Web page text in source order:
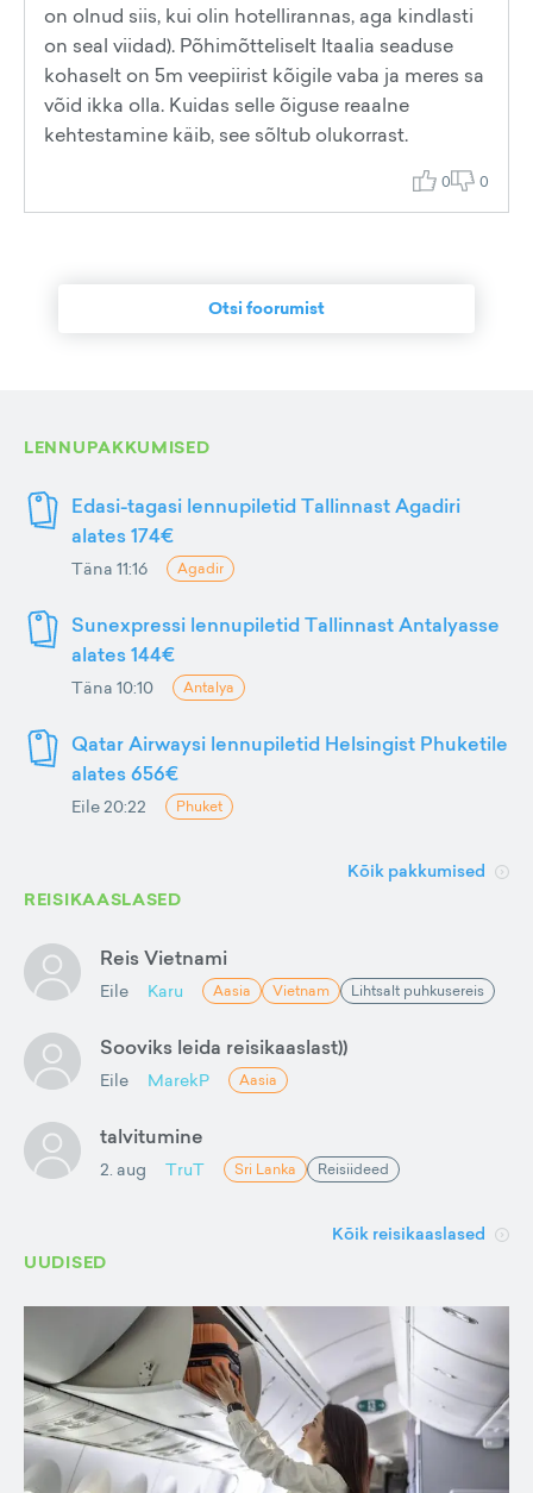
on olnud siis, kui olin hotellirannas, aga kindlasti
on seal viidad). Põhimõtteliselt Itaalia seaduse
kohaselt on 5m veepiirist kõigile vaba ja meres sa
võid ikka olla. Kuidas selle õiguse reaalne
kehtestamine käib, see sõltub olukorrast.
0 0
Otsi foorumist
LENNUPAKKUMISED
Edasi-tagasi lennupiletid Tallinnast Agadiri
alates 174€
Täna 11:16 Agadir
Sunexpressi lennupiletid Tallinnast Antalyasse
alates 144€
Täna 10:10 Antalya
Qatar Airwaysi lennupiletid Helsingist Phuketile
alates 656€
Eile 20:22 Phuket
Kõik pakkumised
REISIKAASLASED
Reis Vietnami
Eile Karu Aasia Vietnam Lihtsalt puhkusereis
Sooviks leida reisikaaslast))
Eile MarekP Aasia
talvitumine
2. aug TruT Sri Lanka Reisiideed
Kõik reisikaaslased
UUDISED